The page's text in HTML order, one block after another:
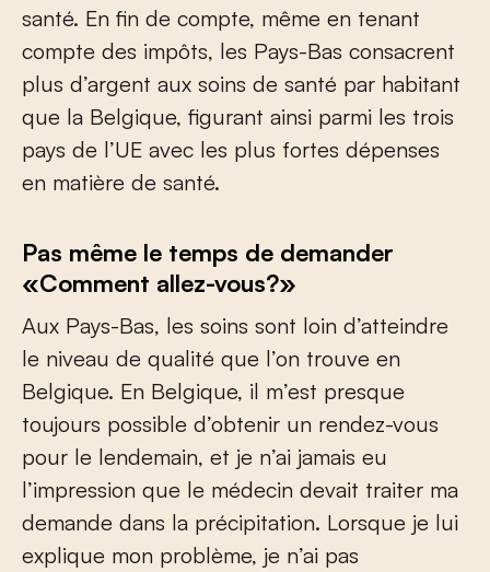
santé. En fin de compte, même en tenant
compte des impôts, les Pays-Bas consacrent
plus d’argent aux soins de santé par habitant
que la Belgique, figurant ainsi parmi les trois
pays de l’UE avec les plus fortes dépenses
en matière de santé.
Pas même le temps de demander
«Comment allez-vous?»
Aux Pays-Bas, les soins sont loin d’atteindre
le niveau de qualité que l’on trouve en
Belgique. En Belgique, il m’est presque
toujours possible d’obtenir un rendez-vous
pour le lendemain, et je n’ai jamais eu
l’impression que le médecin devait traiter ma
demande dans la précipitation. Lorsque je lui
explique mon problème, je n’ai pas